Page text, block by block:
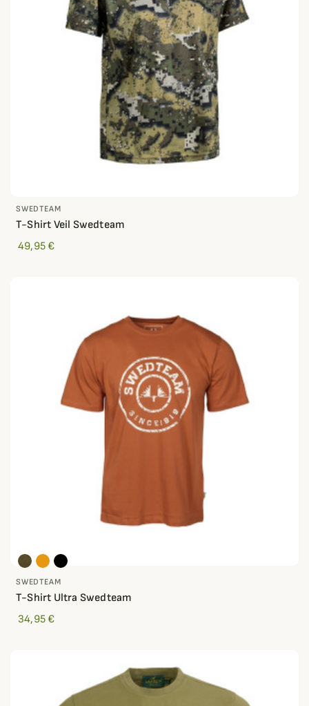
SWEDTEAM
T-Shirt Veil Swedteam
49,95 €
SWEDTEAM
T-Shirt Ultra Swedteam
34,95 €